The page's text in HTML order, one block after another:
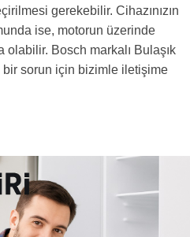
gerekebilir. Cihazınızın
ise, motorun üzerinde
Bosch markalı Bulaşık
bir sorun için bizimle iletişime